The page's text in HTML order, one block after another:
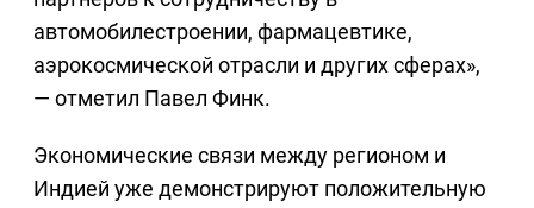
автомобилестроении, фармацевтике,
аэрокосмической отрасли и других сферах»,
— отметил Павел Финк.
Экономические связи между регионом и
Индией уже демонстрируют положительную